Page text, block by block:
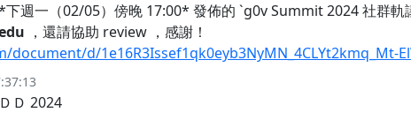
週一（02/05）傍晚 17:00* 發佈的 `g0v Summit 2024 社群
，還請協助 review ，感謝！
d/1e16R3Issef1qk0eyb3NyMN_4CLYt2kmq_Mt-
Ｄ 2024